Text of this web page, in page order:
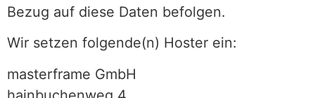
Bezug auf diese Daten befolgen.
Wir setzen folgende(n) Hoster ein:
masterframe GmbH